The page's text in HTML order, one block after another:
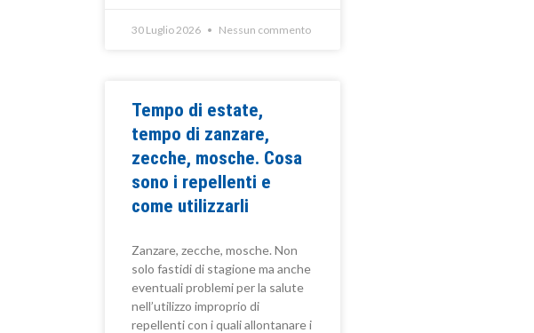
30 Luglio 2026 Nessun commento
Tempo di estate,
tempo di zanzare,
zecche, mosche. Cosa
sono i repellenti e
come utilizzarli
Zanzare, zecche, mosche. Non
solo fastidi di stagione ma anche
eventuali problemi per la salute
nell’utilizzo improprio di
repellenti con i quali allontanare i